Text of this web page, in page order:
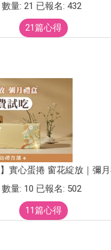
數量: 21 已報名: 432
21篇心得
】實心蛋捲 窗花綻放｜彌
數量: 10 已報名: 502
11篇心得